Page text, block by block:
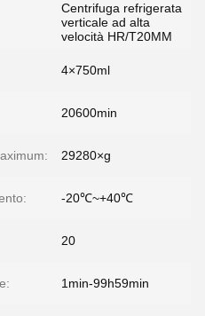
Centrifuga refrigerata
verticale ad alta
velocità HR/T20MM
4×750ml
20600min
29280×g
-20℃~+40℃
20
1min-99h59min